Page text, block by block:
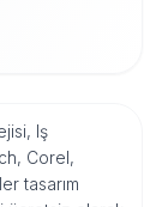
Iş
Corel,
tasarım